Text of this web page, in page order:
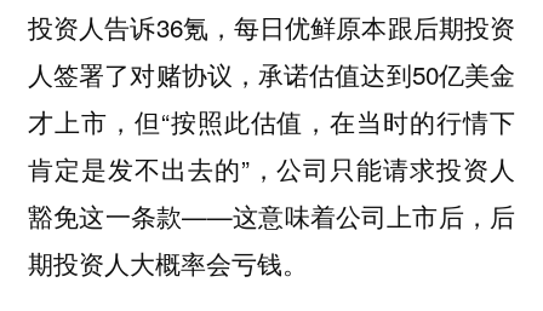
投资人告诉36氪，每日优鲜原本跟后期投资
人签署了对赌协议，承诺估值达到50亿美金
才上市，但“按照此估值，在当时的行情下
肯定是发不出去的”，公司只能请求投资人
豁免这一条款——这意味着公司上市后，后
期投资人大概率会亏钱。